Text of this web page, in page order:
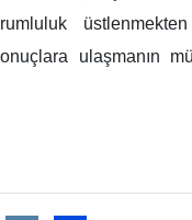
üstlenmekten
ulaşmanın